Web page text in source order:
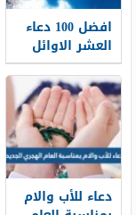
افضل 100 دعاء
العشر الاوائل
من ذي الحجة
مكتوب 1448 /
2026
دعاء للأب والام